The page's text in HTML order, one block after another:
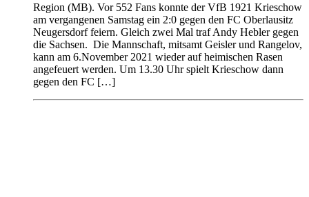
Region (MB). Vor 552 Fans konnte der VfB 1921 Krieschow
am vergangenen Samstag ein 2:0 gegen den FC Oberlausitz
Neugersdorf feiern. Gleich zwei Mal traf Andy Hebler gegen
die Sachsen. Die Mannschaft, mitsamt Geisler und Rangelov,
kann am 6.November 2021 wieder auf heimischen Rasen
angefeuert werden. Um 13.30 Uhr spielt Krieschow dann
gegen den FC […]